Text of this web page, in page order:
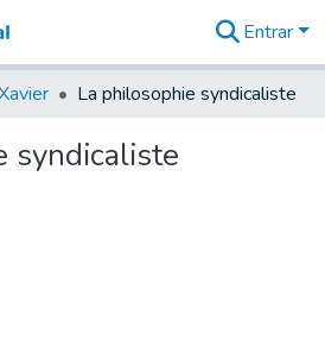
&
Coleções
Biblioteca
Entrar
La philosophie syndicaliste
syndicaliste